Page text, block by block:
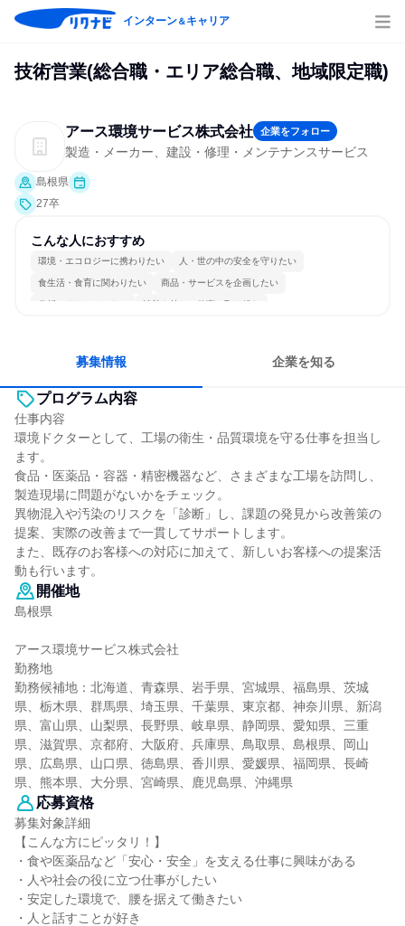
インターン＆キャリア
技術営業(総合職・エリア総合職、地域限定職)
アース環境サービス株式会社 企業をフォロー
製造・メーカー、建設・修理・メンテナンスサービス
島根県
27卒
こんな人におすすめ
環境・エコロジーに携わりたい 人・世の中の安全を守りたい
食生活・食育に関わりたい 商品・サービスを企画したい
分析・リサーチしたい 情熱を持って仕事に取り組む
募集情報 企業を知る
プログラム内容
仕事内容
環境ドクターとして、工場の衛生・品質環境を守る仕事を担当し
ます。
食品・医薬品・容器・精密機器など、さまざまな工場を訪問し、
製造現場に問題がないかをチェック。
異物混入や汚染のリスクを「診断」し、課題の発見から改善策の
提案、実際の改善まで一貫してサポートします。
また、既存のお客様への対応に加えて、新しいお客様への提案活
動も行います。
開催地
島根県
アース環境サービス株式会社
勤務地
勤務候補地：北海道、青森県、岩手県、宮城県、福島県、茨城
県、栃木県、群馬県、埼玉県、千葉県、東京都、神奈川県、新潟
県、富山県、山梨県、長野県、岐阜県、静岡県、愛知県、三重
県、滋賀県、京都府、大阪府、兵庫県、鳥取県、島根県、岡山
県、広島県、山口県、徳島県、香川県、愛媛県、福岡県、長崎
県、熊本県、大分県、宮崎県、鹿児島県、沖縄県
応募資格
募集対象詳細
【こんな方にピッタリ！】
・食や医薬品など「安心・安全」を支える仕事に興味がある
・人や社会の役に立つ仕事がしたい
・安定した環境で、腰を据えて働きたい
・人と話すことが好き